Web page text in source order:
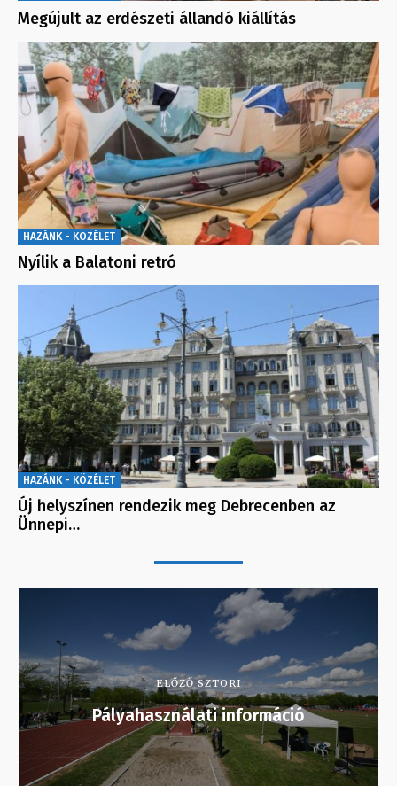
Megújult az erdészeti állandó kiállítás
HAZÁNK - KÖZÉLET
Nyílik a Balatoni retró
HAZÁNK - KÖZÉLET
Új helyszínen rendezik meg Debrecenben az
Ünnepi…
ELŐZŐ SZTORI
Pályahasználati információ